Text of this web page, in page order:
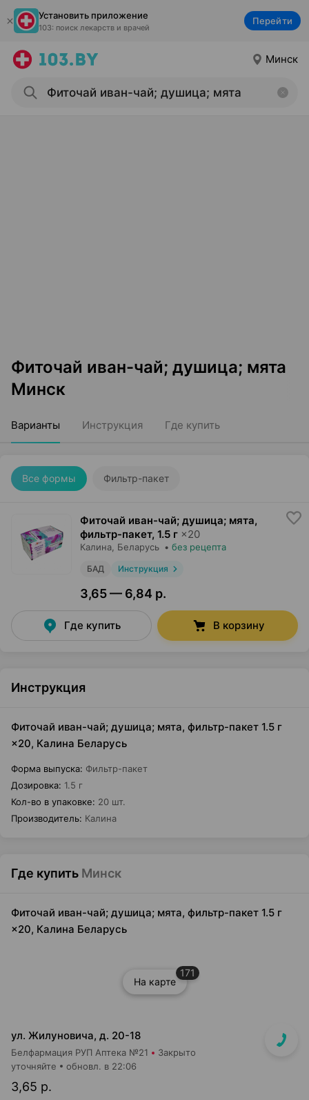
Установить приложение
103: поиск лекарств и врачей
Перейти
Минск
Фиточай иван-чай; душица; мята
Минск
Варианты Инструкция Где купить
Все формы Фильтр-пакет
Фиточай иван-чай; душица; мята,
фильтр-пакет, 1.5 г ×20
Калина , Беларусь • без рецепта
БАД Инструкция
3,65 — 6,84 р.
Где купить В корзину
Инструкция
Фиточай иван-чай; душица; мята, фильтр-пакет 1.5 г
×20, Калина Беларусь
Форма выпуска: Фильтр-пакет
Дозировка: 1.5 г
Кол-во в упаковке: 20 шт.
Производитель: Калина
Где купить Минск
Фиточай иван-чай; душица; мята, фильтр-пакет 1.5 г
×20, Калина Беларусь
На карте
171
ул. Жилуновича, д. 20-18
Белфармация РУП Аптека №21 Закрыто
3,65 р.
уточняйте обновл. в 22:06